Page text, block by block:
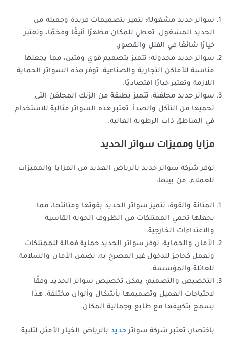
سواتر حديد مشغولة: تتميز بتصميمات فريدة وجميلة من
الحديد المشغول. تعطي للمكان مظهرًا أنيقًا وفخمًا، وتعتبر
خيارًا شائعًا في الفلل والقصور.
سواتر حديد مجدولة: تتميز بتصميم قوي ومتين، مما يجعلها
مناسبة للأماكن التجارية والصناعية. توفر هذه السواتر الحماية
اللازمة وتعتبر خيارًا اقتصاديًا.
سواتر حديد مجلفنة: تتميز بطبقة من الزنك المجلفن التي
تحميها من التآكل والصدأ. تعتبر هذه السواتر مثالية للاستخدام
في المناطق ذات الرطوبة العالية.
مزايا ومميزات سواتر الحديد
توفر شركة سواتر حديد بالرياض العديد من المزايا والمميزات
للعملاء. من بينها:
المتانة والقوة: تتميز سواتر الحديد بقوتها ومتانتها، مما
يجعلها تحمي الممتلكات من الظروف الجوية القاسية
والاعتداءات الخارجية.
الأمان والحماية: توفر سواتر الحديد حماية فعالة للممتلكات
وتعمل كحاجز للدخول غير المصرح به. تضمن الأمان والسلامة
للعائلة والمؤسسة.
التخصيص والتصميم: يمكن تخصيص سواتر الحديد وفقًا
لاحتياجات العميل وتصميمها بأشكال وألوان مختلفة. هذا
يسمح بتكييفها مع طابع وجمالية المكان.
باختصار، تعتبر شركة سواترحديد بالرياض الخيار الأمثل لتلبية